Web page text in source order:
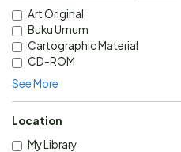
Art Original
Buku Umum
Cartographic Material
CD-ROM
See More
Location
My Library